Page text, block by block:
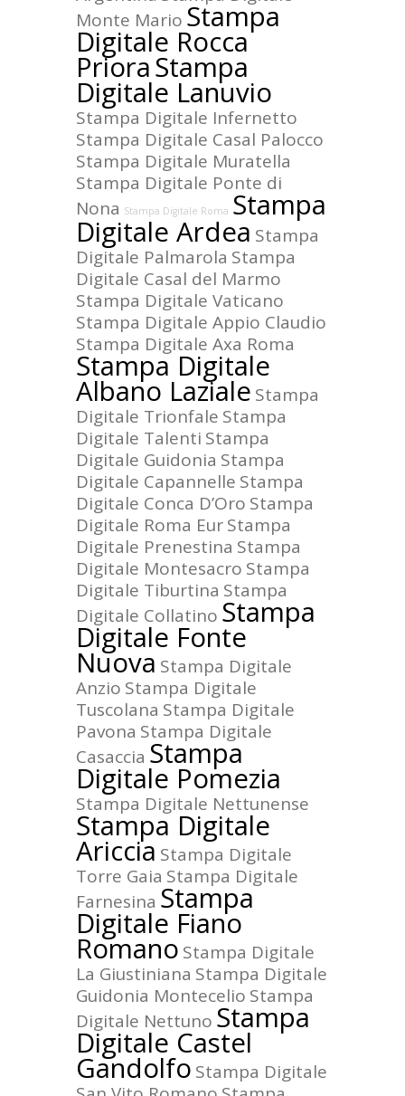
Monte Mario Stampa
Digitale Rocca
PrioraStampa
Digitale Lanuvio
Stampa Digitale Infernetto
Stampa Digitale Casal Palocco
Stampa Digitale Muratella
Stampa Digitale Ponte di
Nona Stampa Digitale Roma Stampa
Digitale Ardea Stampa
Digitale Palmarola Stampa
Digitale Casal del Marmo
Stampa Digitale Vaticano
Stampa Digitale Appio Claudio
Stampa Digitale Axa Roma
Stampa Digitale
Albano Laziale Stampa
Digitale Trionfale Stampa
Digitale Talenti Stampa
Digitale Guidonia Stampa
Digitale Capannelle Stampa
Digitale Conca D’Oro Stampa
Digitale Roma EurStampa
Digitale Prenestina Stampa
Digitale Montesacro Stampa
Digitale Tiburtina Stampa
Digitale Collatino Stampa
Digitale Fonte
Nuova Stampa Digitale
Anzio Stampa Digitale
Tuscolana Stampa Digitale
Pavona Stampa Digitale
Casaccia Stampa
Digitale Pomezia
Stampa Digitale Nettunense
Stampa Digitale
Ariccia Stampa Digitale
Torre Gaia Stampa Digitale
Farnesina Stampa
Digitale Fiano
Romano Stampa Digitale
La Giustiniana Stampa Digitale
Guidonia Montecelio Stampa
Digitale Nettuno Stampa
Digitale Castel
Gandolfo Stampa Digitale